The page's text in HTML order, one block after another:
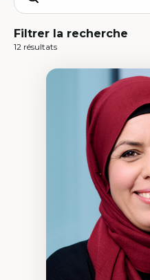
Filtrer la recherche
12 résultats